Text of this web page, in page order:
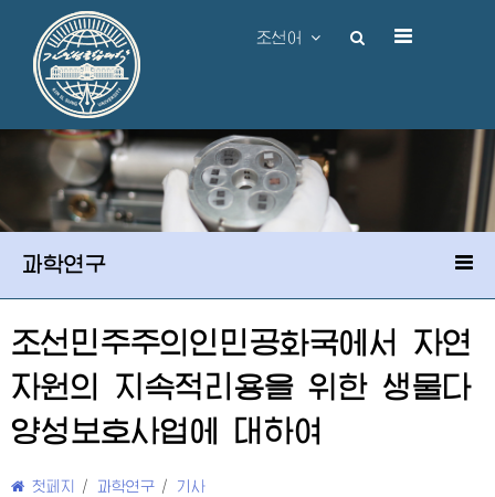
조선어
과학연구
조선민주주의인민공화국에서 자연
자원의 지속적리용을 위한 생물다
양성보호사업에 대하여
첫페지 / 과학연구 / 기사